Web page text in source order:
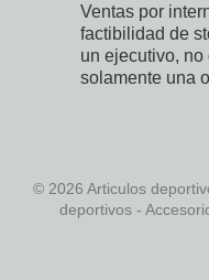
Ventas por
factibilidad de
un ejecutivo, no
solamente una
© 2026 Articulos
deportivos -